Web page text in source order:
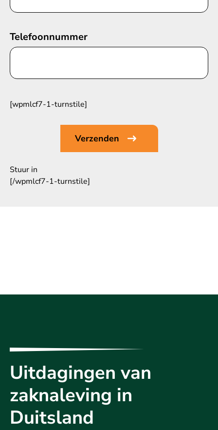
Telefoonnummer
[wpmlcf7-1-turnstile]
Stuur in
[/wpmlcf7-1-turnstile]
Uitdagingen van
zaknaleving in
Duitsland